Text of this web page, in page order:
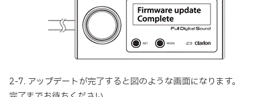
2-7. アップデートが完了すると図のような画面になります。